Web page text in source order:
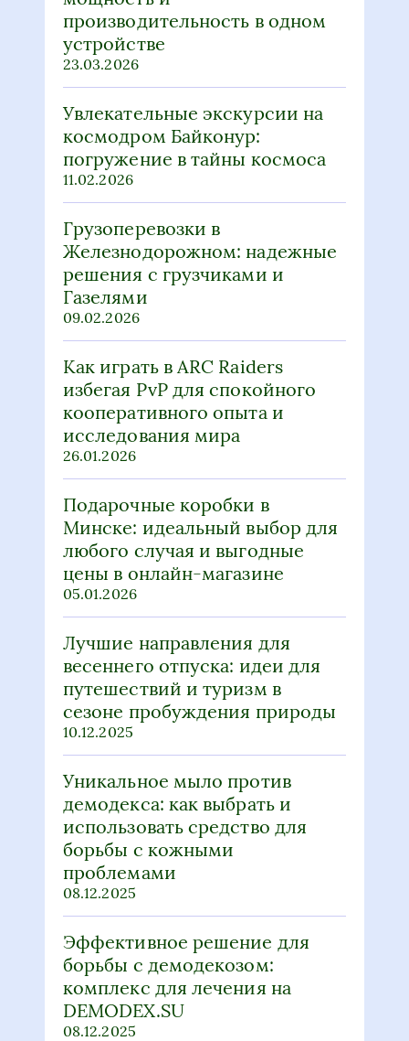
производительность в одном
устройстве
23.03.2026
Увлекательные экскурсии на
космодром Байконур:
погружение в тайны космоса
11.02.2026
Грузоперевозки в
Железнодорожном: надежные
решения с грузчиками и
Газелями
09.02.2026
Как играть в ARC Raiders
избегая PvP для спокойного
кооперативного опыта и
исследования мира
26.01.2026
Подарочные коробки в
Минске: идеальный выбор для
любого случая и выгодные
цены в онлайн-магазине
05.01.2026
Лучшие направления для
весеннего отпуска: идеи для
путешествий и туризм в
сезоне пробуждения природы
10.12.2025
Уникальное мыло против
демодекса: как выбрать и
использовать средство для
борьбы с кожными
проблемами
08.12.2025
Эффективное решение для
борьбы с демодекозом:
комплекс для лечения на
DEMODEX.SU
08.12.2025